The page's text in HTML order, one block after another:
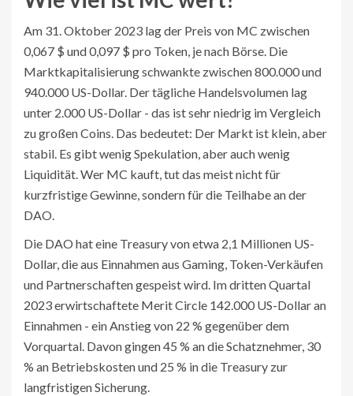
Am 31. Oktober 2023 lag der Preis von MC zwischen
0,067 $ und 0,097 $ pro Token, je nach Börse. Die
Marktkapitalisierung schwankte zwischen 800.000 und
940.000 US-Dollar. Der tägliche Handelsvolumen lag
unter 2.000 US-Dollar - das ist sehr niedrig im Vergleich
zu großen Coins. Das bedeutet: Der Markt ist klein, aber
stabil. Es gibt wenig Spekulation, aber auch wenig
Liquidität. Wer MC kauft, tut das meist nicht für
kurzfristige Gewinne, sondern für die Teilhabe an der
DAO.
Die DAO hat eine Treasury von etwa 2,1 Millionen US-
Dollar, die aus Einnahmen aus Gaming, Token-Verkäufen
und Partnerschaften gespeist wird. Im dritten Quartal
2023 erwirtschaftete Merit Circle 142.000 US-Dollar an
Einnahmen - ein Anstieg von 22 % gegenüber dem
Vorquartal. Davon gingen 45 % an die Schatznehmer, 30
% an Betriebskosten und 25 % in die Treasury zur
langfristigen Sicherung.